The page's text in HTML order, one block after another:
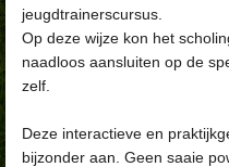
jeugdtrainerscursus.
Op deze wijze kon het
naadloos aansluiten op de
zelf.
Deze interactieve en
bijzonder aan. Geen saaie